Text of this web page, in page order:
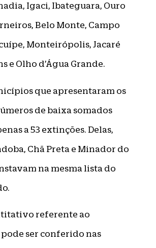
Igaci, Ibateguara, Ouro
Belo Monte, Campo
Monteirópolis, Jacaré
e Olho d’Água Grande.
que apresentaram os
de baixa somados
a 53 extinções. Delas,
Chã Preta e Minador do
na mesma lista do
referente ao
ser conferido nas